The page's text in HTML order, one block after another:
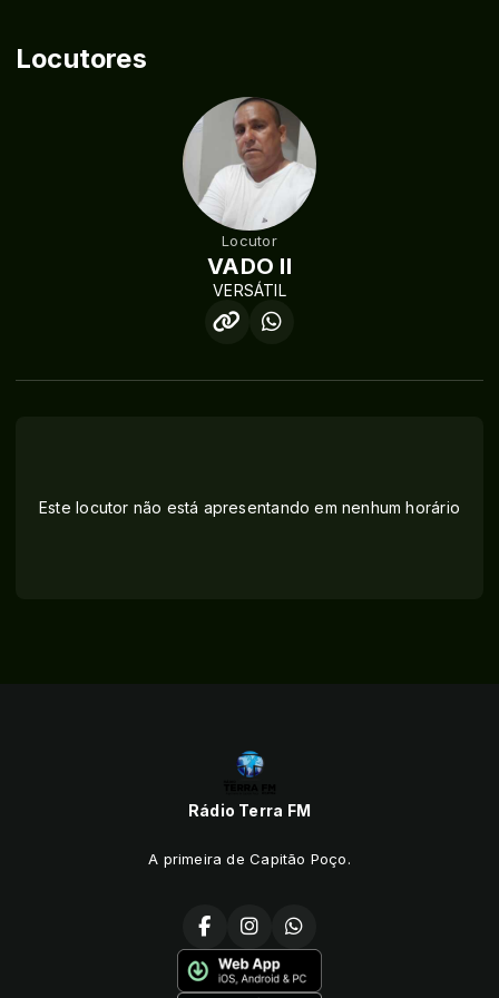
Locutores
Locutor
VADO II
VERSÁTIL
Este locutor não está apresentando em nenhum horário
Rádio Terra FM
A primeira de Capitão Poço.